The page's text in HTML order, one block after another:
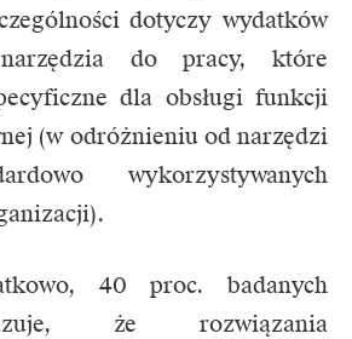
dotyczy wydatków
do pracy, które
dla obsługi funkcji
(w odróżnieniu od narzędzi
wykorzystywanych
40 proc. badanych
że rozwiązania